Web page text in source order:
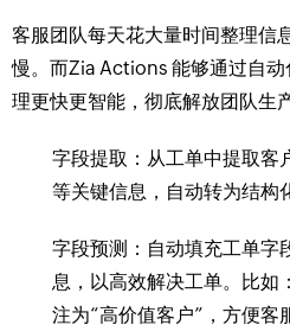
客服团队每天花大量时间整理信
慢。而Zia Actions 能够通过自
理更快更智能，彻底解放团队生
字段提取：从工单中提取客
等关键信息，自动转为结构
字段预测：自动填充工单字
息，以高效解决工单。比如
注为“高价值客户”，方便客